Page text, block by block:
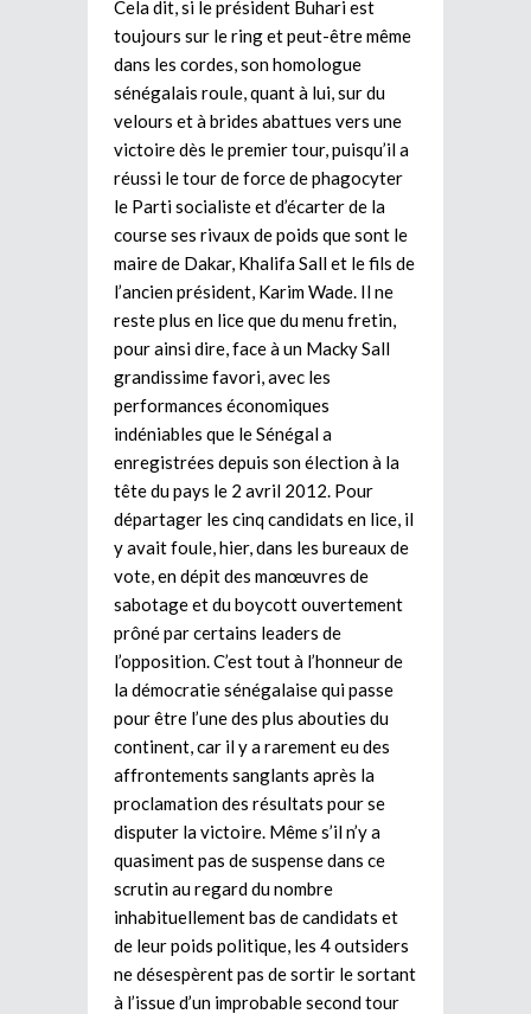
Cela dit, si le président Buhari est
toujours sur le ring et peut-être même
dans les cordes, son homologue
sénégalais roule, quant à lui, sur du
velours et à brides abattues vers une
victoire dès le premier tour, puisqu’il a
réussi le tour de force de phagocyter
le Parti socialiste et d’écarter de la
course ses rivaux de poids que sont le
maire de Dakar, Khalifa Sall et le fils de
l’ancien président, Karim Wade. Il ne
reste plus en lice que du menu fretin,
pour ainsi dire, face à un Macky Sall
grandissime favori, avec les
performances économiques
indéniables que le Sénégal a
enregistrées depuis son élection à la
tête du pays le 2 avril 2012. Pour
départager les cinq candidats en lice, il
y avait foule, hier, dans les bureaux de
vote, en dépit des manœuvres de
sabotage et du boycott ouvertement
prôné par certains leaders de
l’opposition. C’est tout à l’honneur de
la démocratie sénégalaise qui passe
pour être l’une des plus abouties du
continent, car il y a rarement eu des
affrontements sanglants après la
proclamation des résultats pour se
disputer la victoire. Même s’il n’y a
quasiment pas de suspense dans ce
scrutin au regard du nombre
inhabituellement bas de candidats et
de leur poids politique, les 4 outsiders
ne désespèrent pas de sortir le sortant
à l’issue d’un improbable second tour